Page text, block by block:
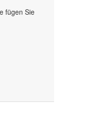
fügen Sie